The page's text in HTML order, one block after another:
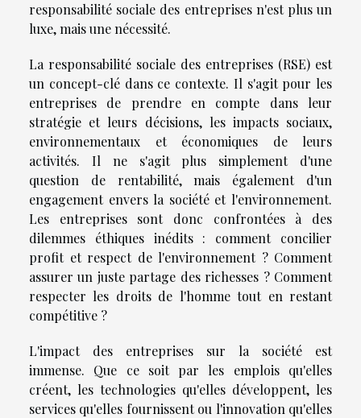
responsabilité sociale des entreprises n'est plus un
luxe, mais une nécessité.
La responsabilité sociale des entreprises (RSE) est
un concept-clé dans ce contexte. Il s'agit pour les
entreprises de prendre en compte dans leur
stratégie et leurs décisions, les impacts sociaux,
environnementaux et économiques de leurs
activités. Il ne s'agit plus simplement d'une
question de rentabilité, mais également d'un
engagement envers la société et l'environnement.
Les entreprises sont donc confrontées à des
dilemmes éthiques inédits : comment concilier
profit et respect de l'environnement ? Comment
assurer un juste partage des richesses ? Comment
respecter les droits de l'homme tout en restant
compétitive ?
L'impact des entreprises sur la société est
immense. Que ce soit par les emplois qu'elles
créent, les technologies qu'elles développent, les
services qu'elles fournissent ou l'innovation qu'elles